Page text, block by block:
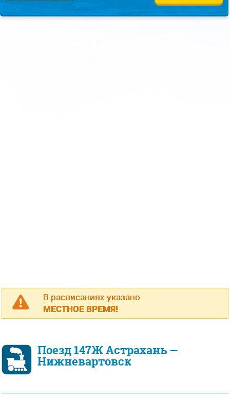
В расписаниях указано
МЕСТНОЕ ВРЕМЯ!
Поезд 147Ж Астрахань —
Нижневартовск